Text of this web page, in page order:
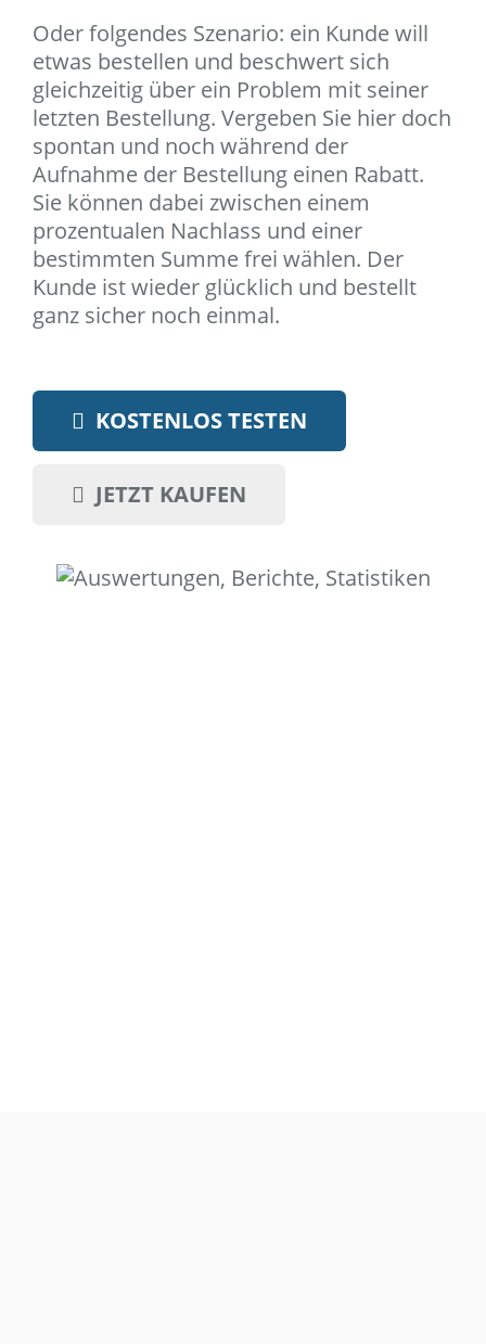
Oder folgendes Szenario: ein Kunde will
etwas bestellen und beschwert sich
gleichzeitig über ein Problem mit seiner
letzten Bestellung. Vergeben Sie hier doch
spontan und noch während der
Aufnahme der Bestellung einen Rabatt.
Sie können dabei zwischen einem
prozentualen Nachlass und einer
bestimmten Summe frei wählen. Der
Kunde ist wieder glücklich und bestellt
ganz sicher noch einmal.
KOSTENLOS TESTEN
JETZT KAUFEN